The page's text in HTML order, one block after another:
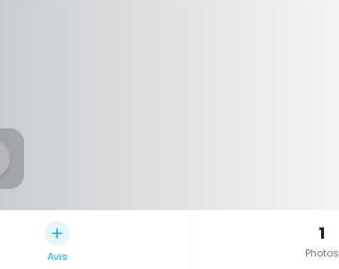
Avis
1
Photos